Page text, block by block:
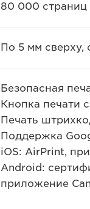
80 000 страниц
По 5 мм сверху,
Безопасная
Кнопка печати
Печать
Поддержка
iOS: AirPrint,
Android:
приложение